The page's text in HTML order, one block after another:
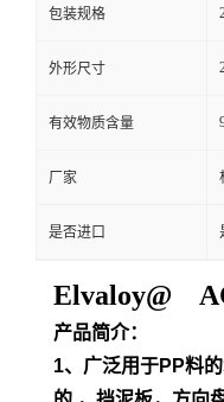
包装规格
外形尺寸
有效物质含量
厂家
是否进口
Elvaloy@
产品简介：
1、广泛用于PP料